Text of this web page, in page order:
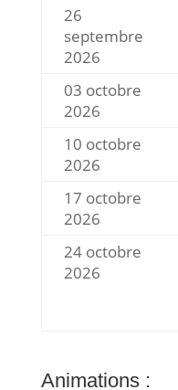
26
septembre
2026
03 octobre
2026
10 octobre
2026
17 octobre
2026
24 octobre
2026
Animations :